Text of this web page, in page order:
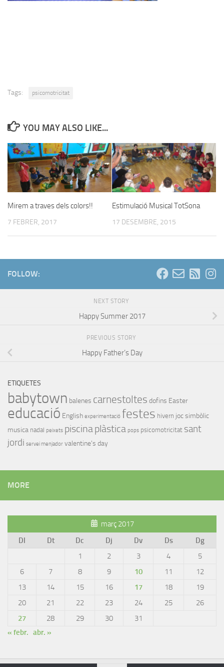
Tags: psicomotricitat
YOU MAY ALSO LIKE...
Mirem a traves dels colors!!
7 FEBRER, 2017
Estimulació Musical TotSona
17 DESEMBRE, 2015
FOLLOW:
NEXT STORY
Happy Summer 2017
PREVIOUS STORY
Happy Father’s Day
ETIQUETES
babytown balenes carnestoltes dofins Easter
educació English experimentació festes hivern joc simbòlic
musica nadal peixets piscinaplàstica pops psicomotricitat sant
jordi servei menjador valentine's day
MORE
març 2017
Dl
Dt Dc Dj Dv Ds
Dg
1
2 3 4
5
6
7 8 9 10 11
12
13
14 15 16 17 18
19
20
21 22 23 24 25
26
27
28 29 30
31
« febr. abr. »